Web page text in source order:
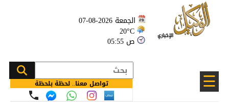
الجمعة 2026-08-07
20°C
05:55 ص
☰ تواصل معنا.. لحظة بلحظة